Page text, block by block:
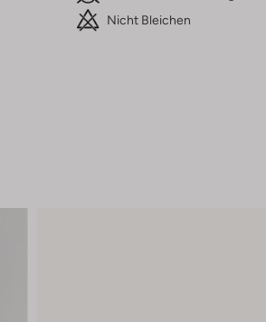
Nicht Bleichen